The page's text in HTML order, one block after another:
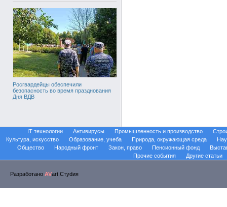
Росгвардейцы обеспечили
безопасность во время празднования
Дня ВДВ
IT технологии Антивирусы Промышленность и производство
Культура, искусство
Образование, учеба Природа, окружающая среда
Общество
Народный фронт Закон, право Пенсионный фонд
Прочие события
Другие статьи
Разработано AVart.Стуdия